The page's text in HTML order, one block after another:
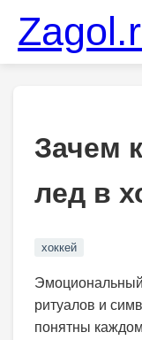
Зачем
лед в
хоккей
ритуалов и
понятны